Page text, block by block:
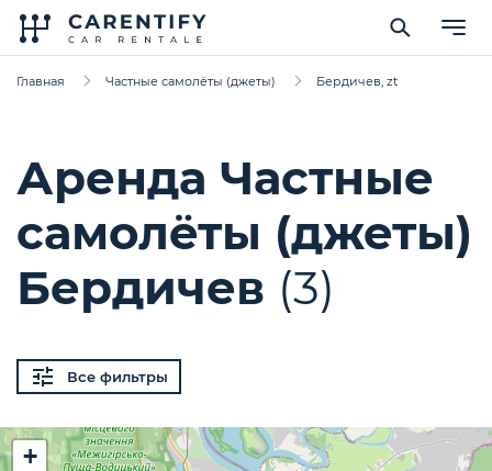
Главная Частные самолёты (джеты) Бердичев, zt
Аренда Частные
самолёты (джеты)
Бердичев (3)
Все фильтры
+